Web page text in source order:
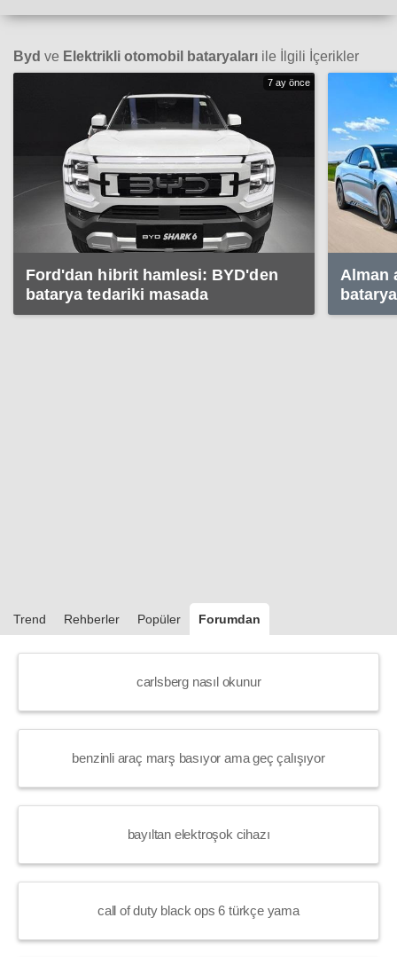
Byd ve Elektrikli otomobil bataryaları ile İlgili İçerikler
7 ay önce
Ford'dan hibrit hamlesi: BYD'den
batarya tedariki masada
Alman
verimli
Trend Rehberler Popüler Forumdan
carlsberg nasıl okunur
benzinli araç marş basıyor ama geç çalışıyor
bayıltan elektroşok cihazı
call of duty black ops 6 türkçe yama